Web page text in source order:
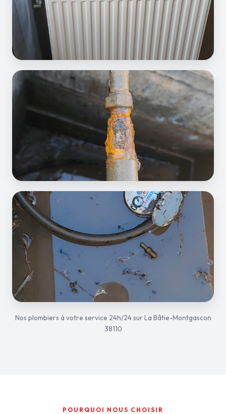
Nos plombiers à votre service 24h/24 sur La Bâtie-Montgascon
38110
POURQUOI NOUS CHOISIR